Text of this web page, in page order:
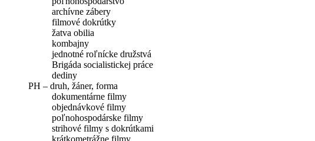
archívne zábery
filmové dokrútky
žatva obilia
kombajny
jednotné roľnícke družstvá
Brigáda socialistickej práce
dediny
PH – druh, žáner, forma
dokumentárne filmy
objednávkové filmy
poľnohospodárske filmy
strihové filmy s dokrútkami
krátkometrážne filmy